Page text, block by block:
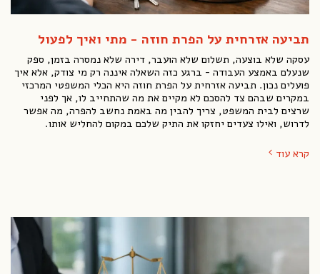
תביעה אזרחית על הפרת חוזה - מתי ואיך לפעול
עסקה שלא בוצעה, תשלום שלא הועבר, דירה שלא נמסרה בזמן, ספק
שנעלם באמצע העבודה - ברגע כזה השאלה איננה רק מי צודק, אלא איך
פועלים נכון. תביעה אזרחית על הפרת חוזה היא הכלי המשפטי המרכזי
במקרים שבהם צד להסכם לא מקיים את מה שהתחייב לו, אך לפני
שרצים לבית המשפט, צריך להבין מה באמת נחשב להפרה, מה אפשר
לדרוש, ואילו צעדים יחזקו את התיק שלכם במקום להחליש אותו.
קרא עוד